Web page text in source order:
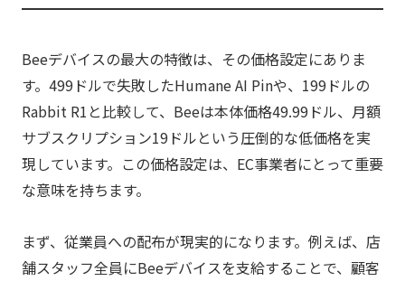
Beeデバイスの最大の特徴は、その価格設定にありま
す。499ドルで失敗したHumane AI Pinや、199ドルの
Rabbit R1と比較して、Beeは本体価格49.99ドル、月額
サブスクリプション19ドルという圧倒的な低価格を実
現しています。この価格設定は、EC事業者にとって重要
な意味を持ちます。
まず、従業員への配布が現実的になります。例えば、店
舗スタッフ全員にBeeデバイスを支給することで、顧客